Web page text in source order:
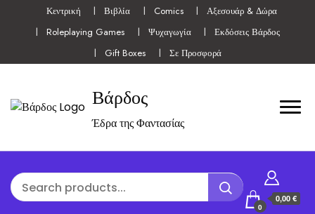
Κεντρική Βιβλία Comics
Αξεσουάρ & Δώρα
Roleplaying Games
Ψυχαγωγία
Εκδόσεις Βάρδος
Gift Boxes
Σε Προσφορά
Βάρδος
Έδρα της Φαντασίας
0
0,00 €